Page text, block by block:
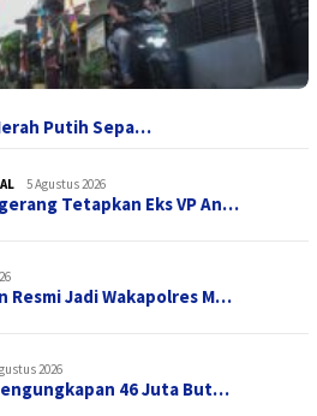
Putih Sepa…
5 Agustus 2026
Tetapkan Eks VP An…
Resmi Jadi Wakapolres M…
2026
46 Juta But…